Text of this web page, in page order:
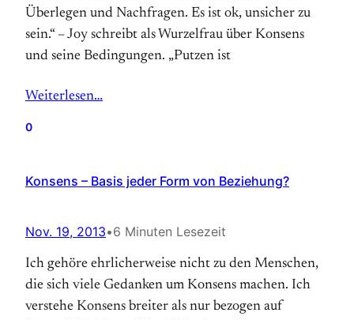
Überlegen und Nachfragen. Es ist ok, unsicher zu
sein.“ – Joy schreibt als Wurzelfrau über Konsens
und seine Bedingungen. „Putzen ist
Weiterlesen…
0
Konsens – Basis jeder Form von Beziehung?
Nov. 19, 2013•6 Minuten Lesezeit
Ich gehöre ehrlicherweise nicht zu den Menschen,
die sich viele Gedanken um Konsens machen. Ich
verstehe Konsens breiter als nur bezogen auf